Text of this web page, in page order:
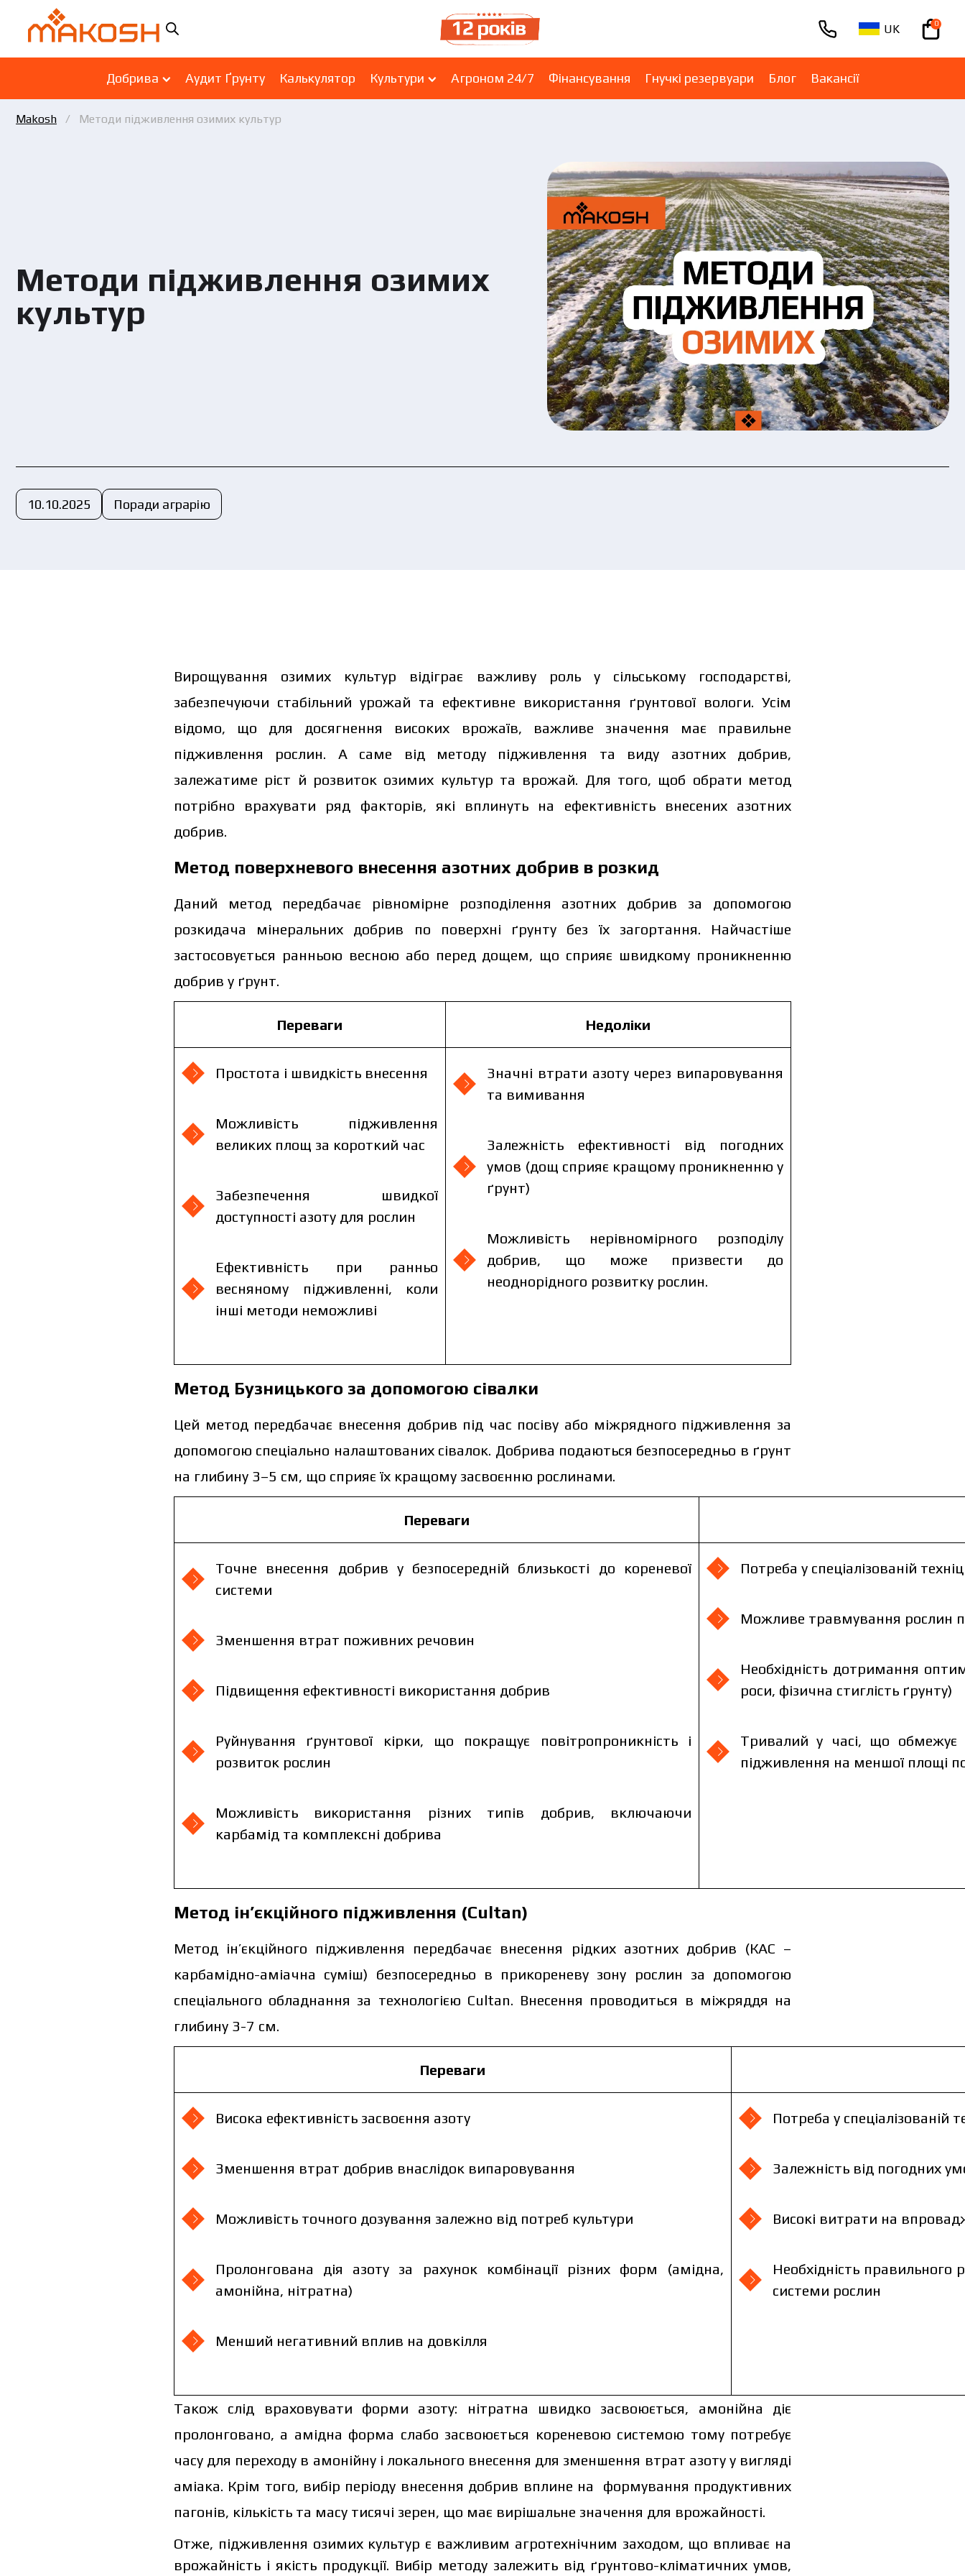
+380670001005
UK 0
Добрива Аудит Ґрунту Калькулятор Культури Агроном 24/7 Фінансування Гнучкі резервуари Блог Вакансії
Makosh Методи підживлення озимих культур
Методи підживлення озимих
культур
10.10.2025 Поради аграрію
Вирощування озимих культур відіграє важливу роль у сільському господарстві,
забезпечуючи стабільний урожай та ефективне використання ґрунтової вологи. Усім
відомо, що для досягнення високих врожаїв, важливе значення має правильне
підживлення рослин. А саме від методу підживлення та виду азотних добрив,
залежатиме ріст й розвиток озимих культур та врожай. Для того, щоб обрати метод
потрібно врахувати ряд факторів, які вплинуть на ефективність внесених азотних
добрив.
Метод поверхневого внесення азотних добрив в розкид
Даний метод передбачає рівномірне розподілення азотних добрив за допомогою
розкидача мінеральних добрив по поверхні ґрунту без їх загортання. Найчастіше
застосовується ранньою весною або перед дощем, що сприяє швидкому проникненню
добрив у ґрунт.
Переваги Недоліки
Простота і швидкість внесення
Можливість підживлення
великих площ за короткий час
Забезпечення швидкої
доступності азоту для рослин
Ефективність при ранньо
весняному підживленні, коли
інші методи неможливі
Значні втрати азоту через випаровування
та вимивання
Залежність ефективності від погодних
умов (дощ сприяє кращому проникненню у
ґрунт)
Можливість нерівномірного розподілу
добрив, що може призвести до
неоднорідного розвитку рослин.
Метод Бузницького за допомогою сівалки
Цей метод передбачає внесення добрив під час посіву або міжрядного підживлення за
допомогою спеціально налаштованих сівалок. Добрива подаються безпосередньо в ґрунт
на глибину 3–5 см, що сприяє їх кращому засвоєнню рослинами.
Переваги
Точне внесення добрив у безпосередній близькості до кореневої
системи
Зменшення втрат поживних речовин
Підвищення ефективності використання добрив
Руйнування ґрунтової кірки, що покращує повітропроникність і
розвиток рослин
Можливість використання різних типів добрив, включаючи
карбамід та комплексні добрива
Потреба у спеціалізованій
Можливе травмування рослин
Необхідність дотримання
роси, фізична стиглість ґрунту)
Тривалий у часі, що обмежує
підживлення на меншої площі
Метод ін’єкційного підживлення (Cultan)
Метод ін’єкційного підживлення передбачає внесення рідких азотних добрив (КАС –
карбамідно-аміачна суміш) безпосередньо в прикореневу зону рослин за допомогою
спеціального обладнання за технологією Cultan. Внесення проводиться в міжряддя на
глибину 3-7 см.
Переваги
Висока ефективність засвоєння азоту
Зменшення втрат добрив внаслідок випаровування
Можливість точного дозування залежно від потреб культури
Пролонгована дія азоту за рахунок комбінації різних форм (амідна,
амонійна, нітратна)
Менший негативний вплив на довкілля
Потреба у спеціалізованій
Залежність від погодних
Високі витрати на
Необхідність правильного
системи рослин
Також слід враховувати форми азоту: нітратна швидко засвоюється, амонійна діє
пролонговано, а амідна форма слабо засвоюється кореневою системою тому потребує
часу для переходу в амонійну і локального внесення для зменшення втрат азоту у вигляді
аміака. Крім того, вибір періоду внесення добрив вплине на формування продуктивних
пагонів, кількість та масу тисячі зерен, що має вирішальне значення для врожайності.
Отже, підживлення озимих культур є важливим агротехнічним заходом, що впливає на
врожайність і якість продукції. Вибір методу залежить від ґрунтово-кліматичних умов,
Ціна залежить від об’єму та регіону доставки. Для прорахунку індивідуальної
Замовити
Замовити
Я ознайомився та приймаю політику захисту
персональних даних.
Зв’язатися з менеджером Makosh
Зв’язатися з менеджером Makosh
Ви ознайомилися та погоджуєтеся з політикою захисту